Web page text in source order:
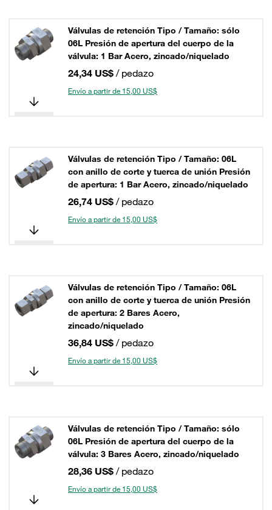
Válvulas de retención Tipo / Tamaño: sólo
06L Presión de apertura del cuerpo de la
válvula: 1 Bar Acero, zincado/niquelado
24,34 US$ / pedazo
Envío a partir de 15,00 US$
Válvulas de retención Tipo / Tamaño: 06L
con anillo de corte y tuerca de unión Presión
de apertura: 1 Bar Acero, zincado/niquelado
26,74 US$ / pedazo
Envío a partir de 15,00 US$
Válvulas de retención Tipo / Tamaño: 06L
con anillo de corte y tuerca de unión Presión
de apertura: 2 Bares Acero,
zincado/niquelado
36,84 US$ / pedazo
Envío a partir de 15,00 US$
Válvulas de retención Tipo / Tamaño: sólo
06L Presión de apertura del cuerpo de la
válvula: 3 Bares Acero, zincado/niquelado
28,36 US$ / pedazo
Envío a partir de 15,00 US$